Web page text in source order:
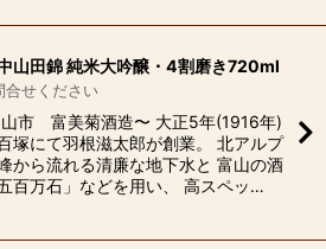
山田錦 純米大吟醸・4割磨き720ml
合せください
山市 富美菊酒造〜 大正5年(1916年)
塚にて羽根滋太郎が創業。 北アルプ
から流れる清廉な地下水と 富山の酒
百万石」などを用い、 高スペッ…